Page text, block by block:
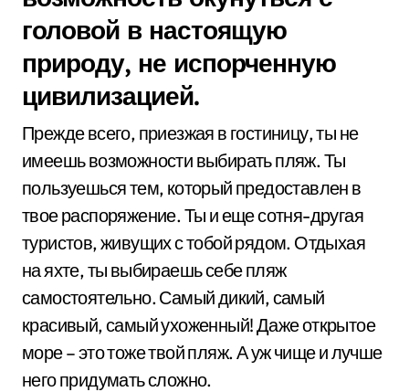
головой в настоящую
природу, не испорченную
цивилизацией.
Прежде всего, приезжая в гостиницу, ты не
имеешь возможности выбирать пляж. Ты
пользуешься тем, который предоставлен в
твое распоряжение. Ты и еще сотня-другая
туристов, живущих с тобой рядом. Отдыхая
на яхте, ты выбираешь себе пляж
самостоятельно. Самый дикий, самый
красивый, самый ухоженный! Даже открытое
море – это тоже твой пляж. А уж чище и лучше
него придумать сложно.